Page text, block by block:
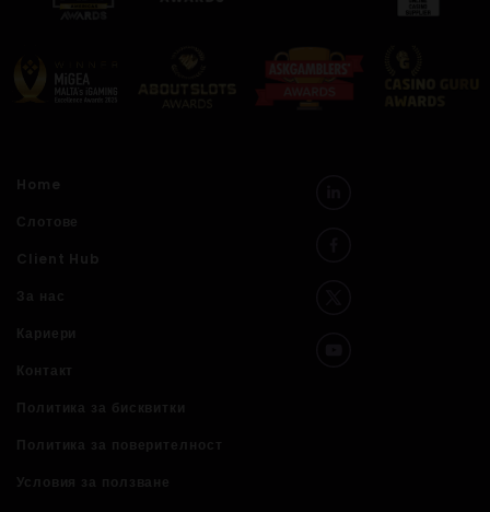
Home
Слотове
Client Hub
За нас
Кариери
Контакт
Политика за бисквитки
Политика за поверителност
Условия за ползване